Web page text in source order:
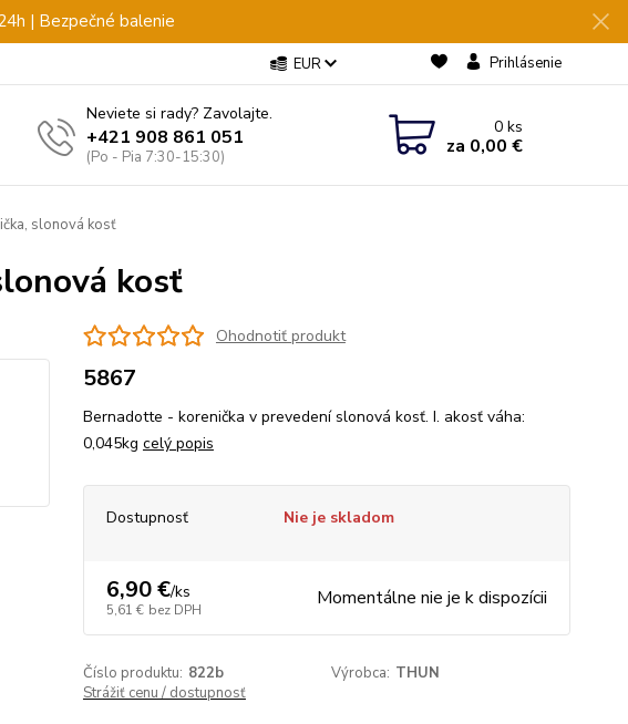
| Bezpečné balenie
EUR Prihlásenie
Neviete si rady? Zavolajte.
+421 908 861 051
(Po - Pia 7:30-15:30)
0ks
za 0,00 €
slonová kosť
kosť
Ohodnotiť produkt
5867
Bernadotte - korenička v prevedení slonová kosť. I. akosť váha:
0,045kg celý popis
Dostupnosť Nie je skladom
6,90 €/ks
5,61 € bez DPH Momentálne nie je k dispozícii
Číslo produktu: 822b Výrobca: THUN
Strážiť cenu / dostupnosť